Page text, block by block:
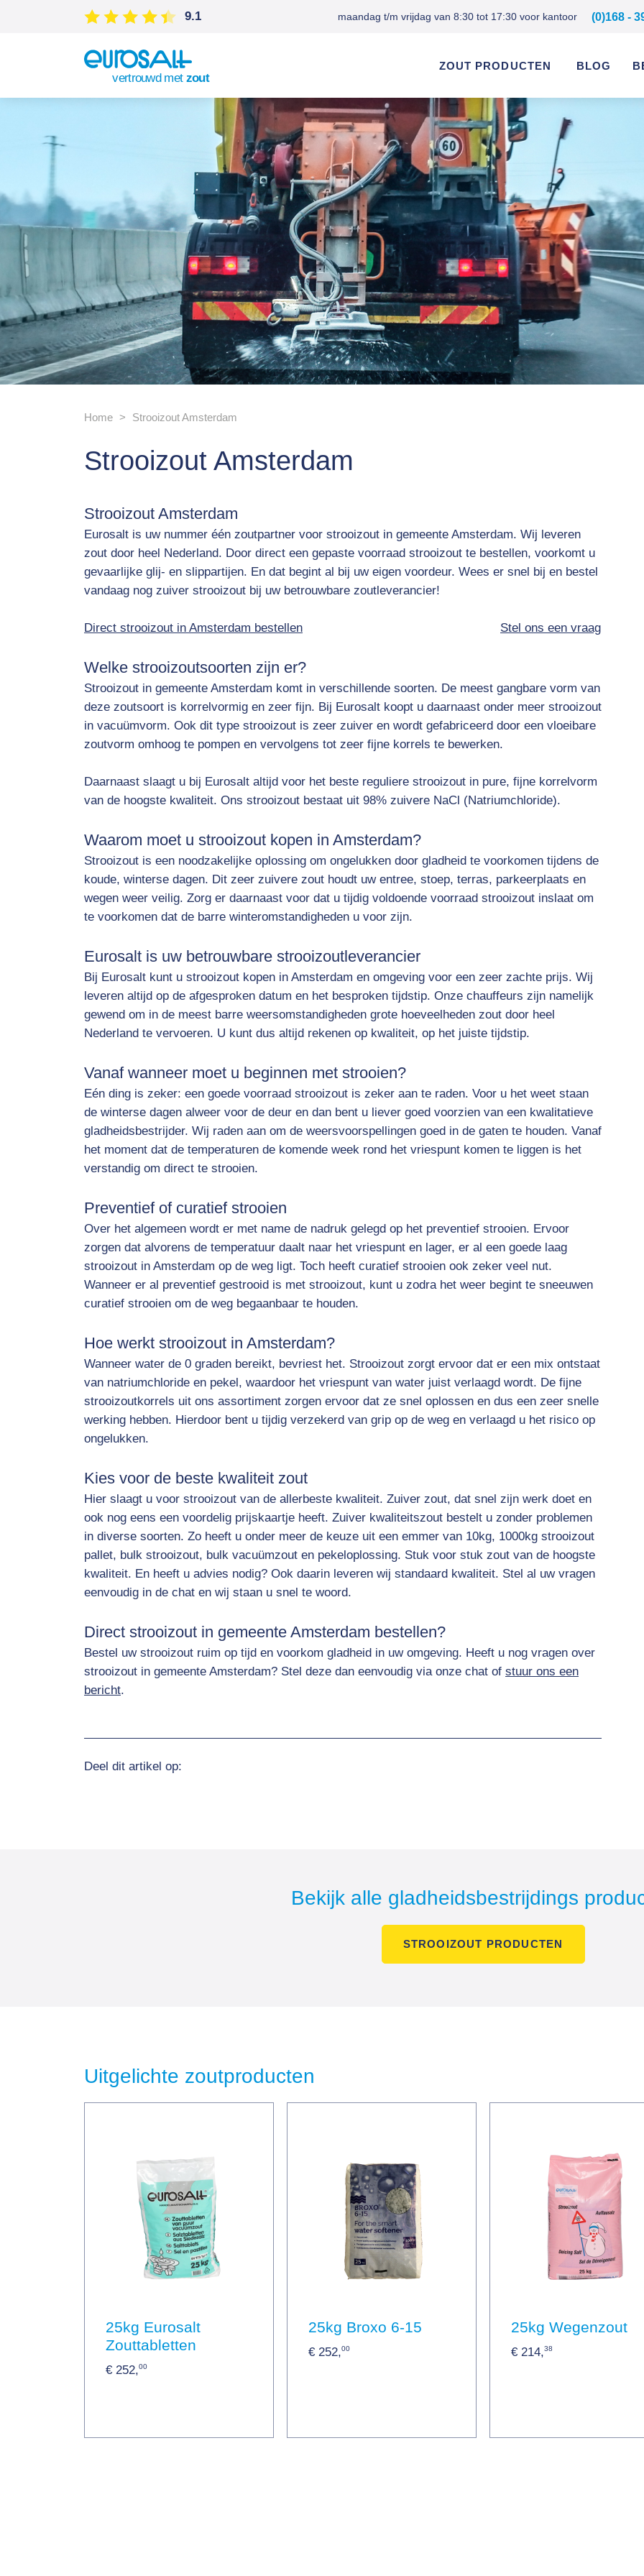
(0)168 -
maandag t/m vrijdag van 8:30 tot 17:30 voor kantoor
9.1
vertrouwd met zout
ZOUT PRODUCTEN BLOG
Home Strooizout Amsterdam
Strooizout Amsterdam
Strooizout Amsterdam
Eurosalt is uw nummer één zoutpartner voor strooizout in gemeente Amsterdam. Wij leveren
zout door heel Nederland. Door direct een gepaste voorraad strooizout te bestellen, voorkomt u
gevaarlijke glij- en slippartijen. En dat begint al bij uw eigen voordeur. Wees er snel bij en bestel
vandaag nog zuiver strooizout bij uw betrouwbare zoutleverancier!
Direct strooizout in Amsterdam bestellen Stel ons een vraag
Welke strooizoutsoorten zijn er?
Strooizout in gemeente Amsterdam komt in verschillende soorten. De meest gangbare vorm van
deze zoutsoort is korrelvormig en zeer fijn. Bij Eurosalt koopt u daarnaast onder meer strooizout
in vacuümvorm. Ook dit type strooizout is zeer zuiver en wordt gefabriceerd door een vloeibare
zoutvorm omhoog te pompen en vervolgens tot zeer fijne korrels te bewerken.
Daarnaast slaagt u bij Eurosalt altijd voor het beste reguliere strooizout in pure, fijne korrelvorm
van de hoogste kwaliteit. Ons strooizout bestaat uit 98% zuivere NaCl (Natriumchloride).
Waarom moet u strooizout kopen in Amsterdam?
Strooizout is een noodzakelijke oplossing om ongelukken door gladheid te voorkomen tijdens de
koude, winterse dagen. Dit zeer zuivere zout houdt uw entree, stoep, terras, parkeerplaats en
wegen weer veilig. Zorg er daarnaast voor dat u tijdig voldoende voorraad strooizout inslaat om
te voorkomen dat de barre winteromstandigheden u voor zijn.
Eurosalt is uw betrouwbare strooizoutleverancier
Bij Eurosalt kunt u strooizout kopen in Amsterdam en omgeving voor een zeer zachte prijs. Wij
leveren altijd op de afgesproken datum en het besproken tijdstip. Onze chauffeurs zijn namelijk
gewend om in de meest barre weersomstandigheden grote hoeveelheden zout door heel
Nederland te vervoeren. U kunt dus altijd rekenen op kwaliteit, op het juiste tijdstip.
Vanaf wanneer moet u beginnen met strooien?
Eén ding is zeker: een goede voorraad strooizout is zeker aan te raden. Voor u het weet staan
de winterse dagen alweer voor de deur en dan bent u liever goed voorzien van een kwalitatieve
gladheidsbestrijder. Wij raden aan om de weersvoorspellingen goed in de gaten te houden. Vanaf
het moment dat de temperaturen de komende week rond het vriespunt komen te liggen is het
verstandig om direct te strooien.
Preventief of curatief strooien
Over het algemeen wordt er met name de nadruk gelegd op het preventief strooien. Ervoor
zorgen dat alvorens de temperatuur daalt naar het vriespunt en lager, er al een goede laag
strooizout in Amsterdam op de weg ligt. Toch heeft curatief strooien ook zeker veel nut.
Wanneer er al preventief gestrooid is met strooizout, kunt u zodra het weer begint te sneeuwen
curatief strooien om de weg begaanbaar te houden.
Hoe werkt strooizout in Amsterdam?
Wanneer water de 0 graden bereikt, bevriest het. Strooizout zorgt ervoor dat er een mix ontstaat
van natriumchloride en pekel, waardoor het vriespunt van water juist verlaagd wordt. De fijne
strooizoutkorrels uit ons assortiment zorgen ervoor dat ze snel oplossen en dus een zeer snelle
werking hebben. Hierdoor bent u tijdig verzekerd van grip op de weg en verlaagd u het risico op
ongelukken.
Kies voor de beste kwaliteit zout
Hier slaagt u voor strooizout van de allerbeste kwaliteit. Zuiver zout, dat snel zijn werk doet en
ook nog eens een voordelig prijskaartje heeft. Zuiver kwaliteitszout bestelt u zonder problemen
in diverse soorten. Zo heeft u onder meer de keuze uit een emmer van 10kg, 1000kg strooizout
pallet, bulk strooizout, bulk vacuümzout en pekeloplossing. Stuk voor stuk zout van de hoogste
kwaliteit. En heeft u advies nodig? Ook daarin leveren wij standaard kwaliteit. Stel al uw vragen
eenvoudig in de chat en wij staan u snel te woord.
Direct strooizout in gemeente Amsterdam bestellen?
Bestel uw strooizout ruim op tijd en voorkom gladheid in uw omgeving. Heeft u nog vragen over
strooizout in gemeente Amsterdam? Stel deze dan eenvoudig via onze chat of stuur ons een
bericht.
Deel dit artikel op:
Bekijk alle gladheidsbestrijdings
STROOIZOUT PRODUCTEN
Uitgelichte zoutproducten
25kg Eurosalt
Zouttabletten
€ 252,00
25kg Broxo 6-15
€ 252,00
25kg Wegenzout
€ 214,38